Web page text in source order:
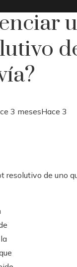
3 mesesHace 3
resolutivo de uno